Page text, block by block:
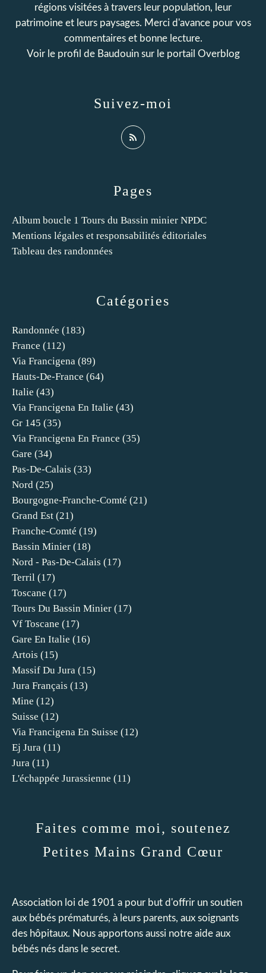
Catégories
Randonnée (183)
France (112)
Via Francigena (89)
Hauts-De-France (64)
Italie (43)
Via Francigena En Italie (43)
Gr 145 (35)
Via Francigena En France (35)
Gare (34)
Pas-De-Calais (33)
Nord (25)
Bourgogne-Franche-Comté (21)
Grand Est (21)
Franche-Comté (19)
Bassin Minier (18)
Nord - Pas-De-Calais (17)
Terril (17)
Toscane (17)
Tours Du Bassin Minier (17)
Vf Toscane (17)
Gare En Italie (16)
Artois (15)
Massif Du Jura (15)
Jura Français (13)
Mine (12)
Suisse (12)
Via Francigena En Suisse (12)
Ej Jura (11)
Jura (11)
L'échappée Jurassienne (11)
Pages
Album boucle 1 Tours du Bassin minier NPDC
Mentions légales et responsabilités éditoriales
Tableau des randonnées
Suivez-moi
régions visitées à travers leur population, leur
patrimoine et leurs paysages. Merci d'avance pour vos
commentaires et bonne lecture.
Voir le profil de Baudouinsur le portail Overblog
Faites comme moi, soutenez
Petites Mains Grand Cœur
Association loi de 1901 a pour but d'offrir un soutien
aux bébés prématurés, à leurs parents, aux soignants
des hôpitaux. Nous apportons aussi notre aide aux
bébés nés dans le secret.